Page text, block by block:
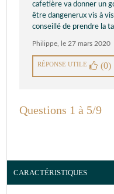
cafetière va donner un
être dangenerux vis à
conseillé de prendre la
Philippe, le 27 mars 2020
RÉPONSE UTILE (0)
Questions 1 à 5/9
CARACTÉRISTIQUES